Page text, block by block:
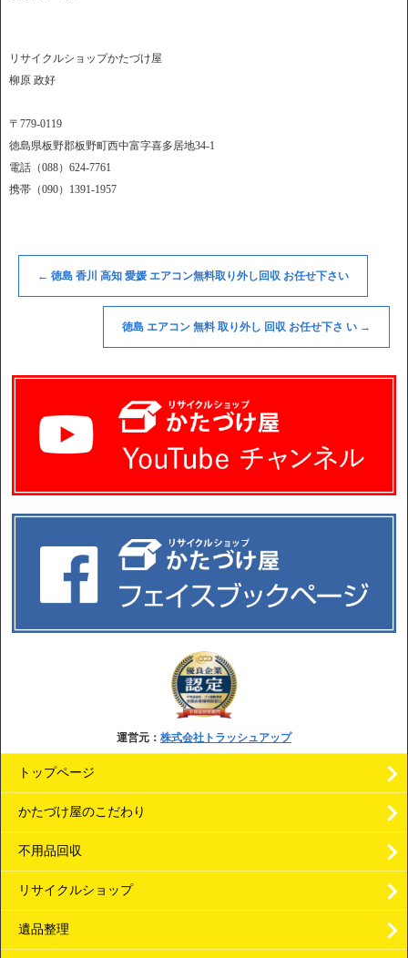
リサイクルショップかたづけ屋
柳原 政好
〒779-0119
徳島県板野郡板野町西中富字喜多居地34-1
電話（088）624-7761
携帯（090）1391-1957
← 徳島 香川 高知 愛媛 エアコン無料取り外し回収 お任せ下さい
徳島 エアコン 無料 取り外し 回収 お任せ下さ い →
運営元： 株式会社トラッシュアップ
トップページ
かたづけ屋のこだわり
不用品回収
リサイクルショップ
遺品整理